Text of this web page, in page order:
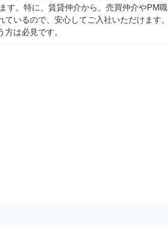
す。特に、賃貸仲介から、売買仲介やPM職
いるので、安心してご入社いただけます。
は必見です。